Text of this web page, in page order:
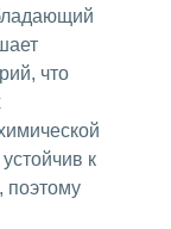
что
к
поэтому